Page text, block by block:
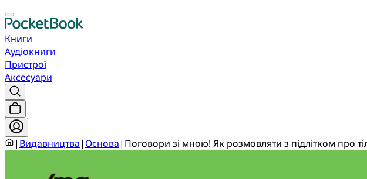
Книги
Аудіокниги
Пристрої
Аксесуари
| Видавництва| Основа| Поговори зі мною! Як розмовляти з підлітком про